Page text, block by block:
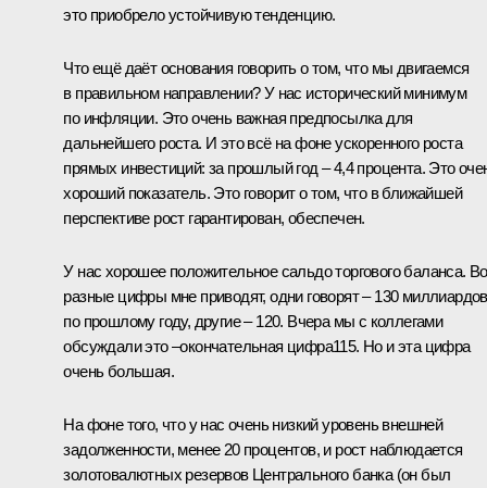
это приобрело устойчивую тенденцию.
Что ещё даёт основания говорить о том, что мы двигаемся
в правильном направлении? У нас исторический минимум
по инфляции. Это очень важная предпосылка для
дальнейшего роста. И это всё на фоне ускоренного роста
прямых инвестиций: за прошлый год – 4,4 процента. Это
хороший показатель. Это говорит о том, что в ближайшей
перспективе рост гарантирован, обеспечен.
У нас хорошее положительное сальдо торгового баланса.
разные цифры мне приводят, одни говорят – 130 миллиардов
по прошлому году, другие – 120. Вчера мы с коллегами
обсуждали это –окончательная цифра115. Но и эта цифра
очень большая.
На фоне того, что у нас очень низкий уровень внешней
задолженности, менее 20 процентов, и рост наблюдается
золотовалютных резервов Центрального банка (он был